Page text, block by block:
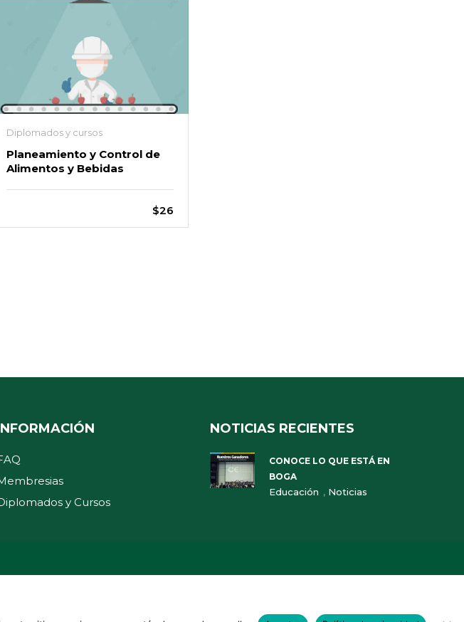
Diplomados y cursos
Planeamiento y Control de
Alimentos y Bebidas
$26
y Cursos
NOTICIAS RECIENTES
CONOCE LO QUE ESTÁ EN
BOGA
Educación , Noticias